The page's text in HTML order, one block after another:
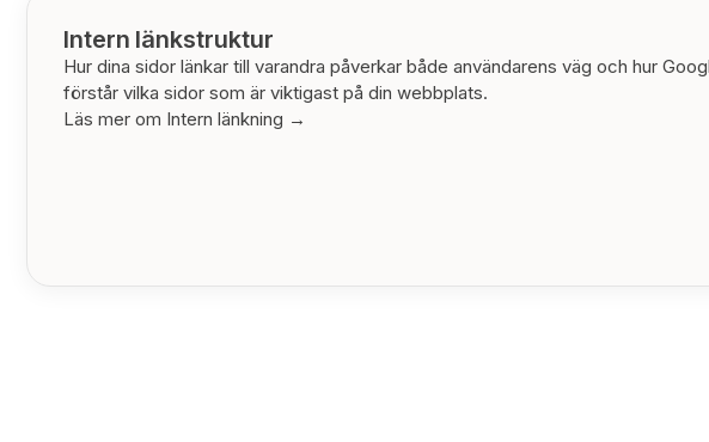
Intern länkstruktur
Hur dina sidor länkar till varandra påverkar både användarens väg och hur
förstår vilka sidor som är viktigast på din webbplats.
Läs mer om Intern länkning →